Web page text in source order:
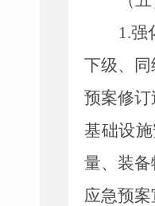
1.强
下级、
预案修
基础设
量、装
应急预